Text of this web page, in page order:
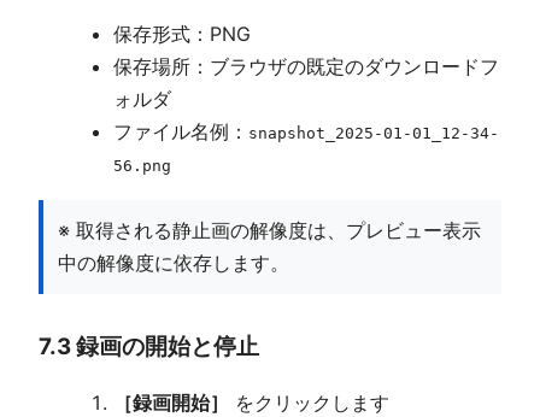
保存形式：PNG
保存場所：ブラウザの既定のダウンロードフ
ォルダ
ファイル名例： snapshot_2025-01-01_12-34-
56.png
※ 取得される静止画の解像度は、プレビュー表示
中の解像度に依存します。
7.3 録画の開始と停止
［録画開始］
をクリックします